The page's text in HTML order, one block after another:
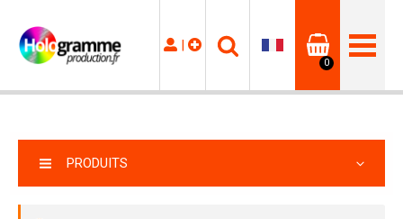
|
0
PRODUITS